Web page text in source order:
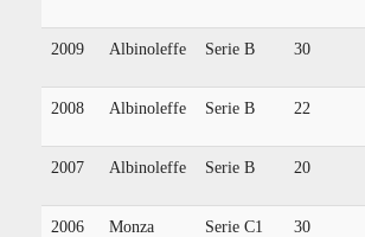
2009 Albinoleffe Serie B 30
2008 Albinoleffe Serie B 22
2007 Albinoleffe Serie B 20
2006 Monza Serie C1 30